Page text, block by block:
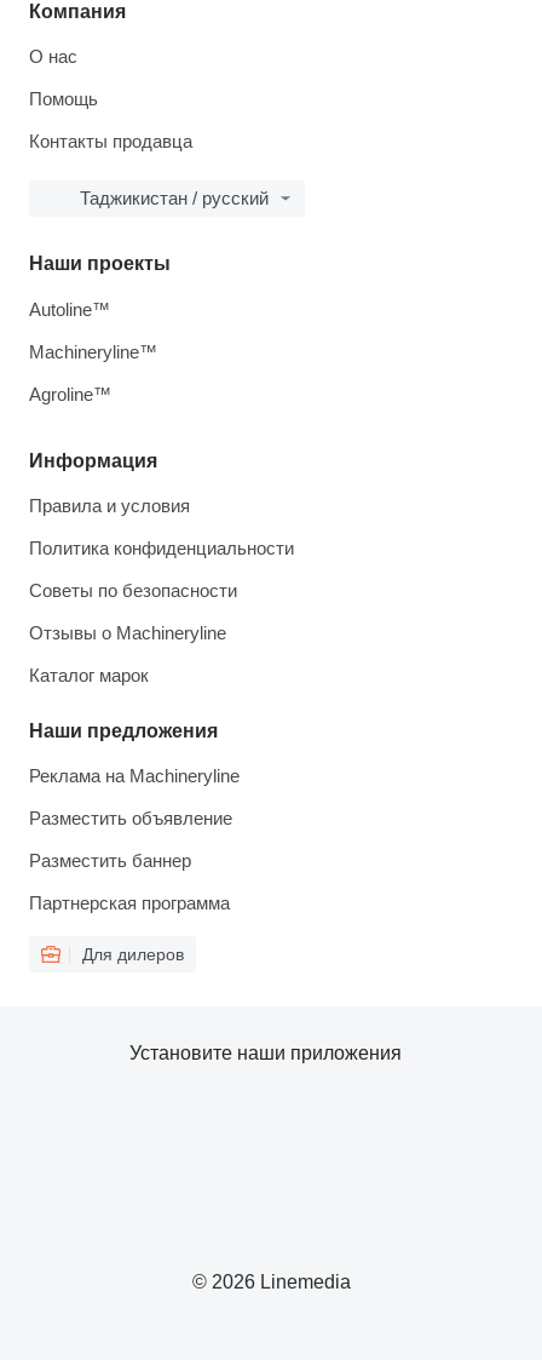
Компания
О нас
Помощь
Контакты продавца
Таджикистан / русский
Информация
Правила и условия
Политика конфиденциальности
Советы по безопасности
Отзывы о Machineryline
Каталог марок
Наши предложения
Реклама на Machineryline
Разместить объявление
Разместить баннер
Партнерская программа
Для дилеров
Наши проекты
Autoline™
Machineryline™
Agroline™
© 2026 Linemedia
Установите наши приложения